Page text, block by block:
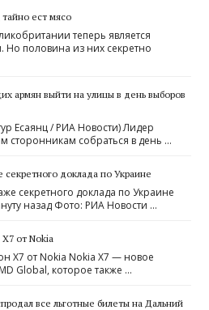
ест мясо
теперь является
Но половина из них секретно
армян выйти на улицы в день выборов
Есаянц / РИА Новости) Лидер
сторонникам собраться в день …
доклада по Украине
секретного доклада по Украине
назад Фото: РИА Новости …
от Nokia
X7 от Nokia Nokia X7 — новое
Global, которое также …
все льготные билеты на Дальний